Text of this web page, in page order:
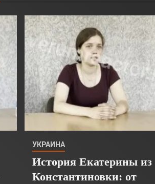
УКРАИНА
История Екатерины из
Константиновки: от